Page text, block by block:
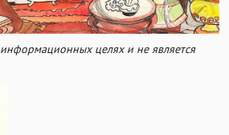
информационных целях и не является